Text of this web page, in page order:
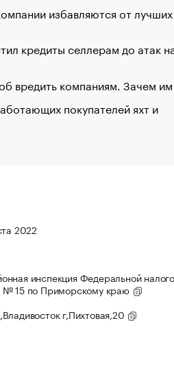
избавляются от лучших
кредиты селлерам до атак
вредить компаниям. Зачем
покупателей яхт и
2022
инспекция Федеральной
15 по Приморскому краю
г,Пихтовая,20